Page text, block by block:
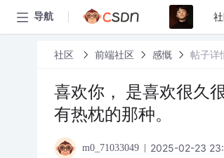
导航
社区 前端社区 感慨 帖子详
喜欢你， 是喜欢很久
有热枕的那种。
m0_71033049 2025-02-23